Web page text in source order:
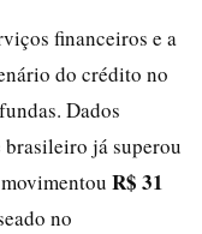
financeiros e a
do crédito no
Dados
brasileiro já superou
R$ 31
no